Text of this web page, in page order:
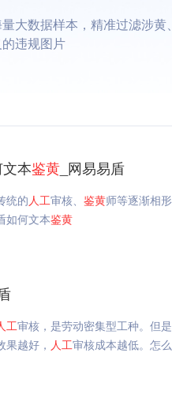
大数据样本，精准过滤涉黄
违规图片
本鉴黄 _网易易盾
统的人工审核、 鉴黄师等逐渐相
如何文本鉴黄
工审核，是劳动密集型工种。但
越好， 人工审核成本越低。怎